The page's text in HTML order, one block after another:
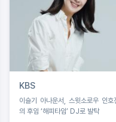
KBS
이슬기 아나운서, 스윗소로우 인호
의 후임 ‘해피타임’ DJ로 발탁